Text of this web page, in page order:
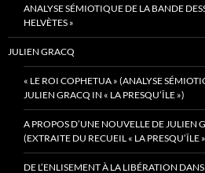
ANALYSE SÉMIOTIQUE DE LA BANDE
HELVÈTES »
JULIEN GRACQ
« LE ROI COPHETUA » (ANALYSE
JULIEN GRACQ IN « LA PRESQU’ÎLE »)
A PROPOS D’UNE NOUVELLE DE JULIEN
(EXTRAITE DU RECUEIL « LA PRESQU’ÎLE
DE L’ENLISEMENT À LA LIBÉRATION